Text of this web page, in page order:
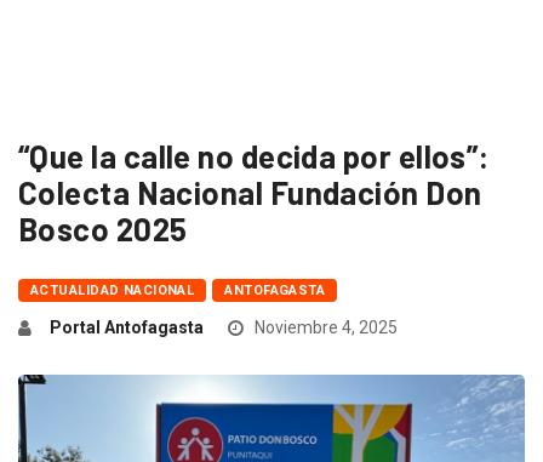
“Que la calle no decida por ellos”:
Colecta Nacional Fundación Don
Bosco 2025
ACTUALIDAD NACIONAL ANTOFAGASTA
Portal Antofagasta Noviembre 4, 2025